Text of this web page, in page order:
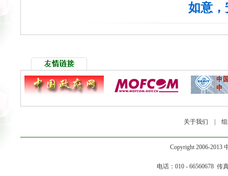
如意，
关于我们
Copyright 2006-2013
电话：010 - 66560678 传